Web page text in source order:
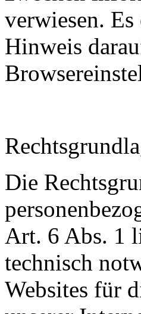
verwiesen.
Hinweis
Die
Art. 6 Abs. 1
technisch
Websites für